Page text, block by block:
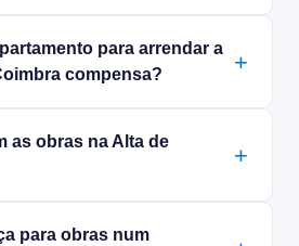
para arrendar a
compensa?
as obras na Alta de
para obras num